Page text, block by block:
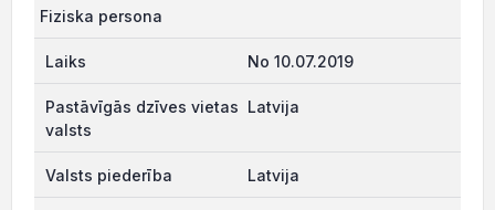
Fiziska persona
No 10.07.2019
Latvija
Latvija